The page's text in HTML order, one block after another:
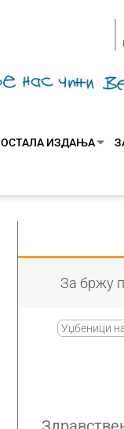
ОСТАЛА ИЗДАЊА
За бржу
Уџбеници